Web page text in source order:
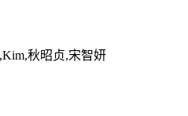
秋昭贞,宋智妍